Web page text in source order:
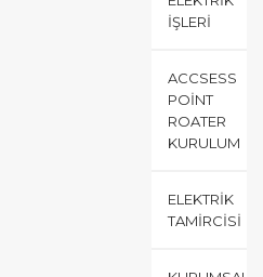
İŞLERI
ACCSESS
POINT
ROATER
KURULUM
ELEKTRIK
TAMIRCISI